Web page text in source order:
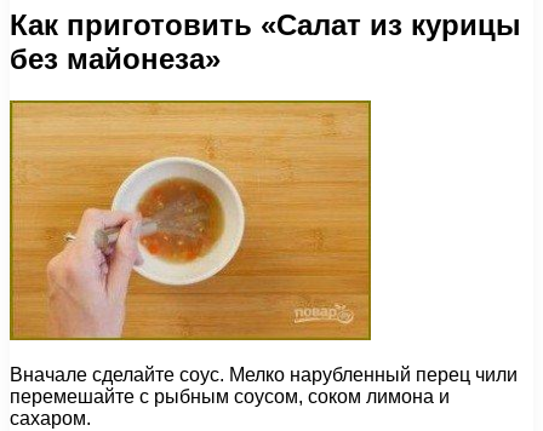
Как приготовить «Салат из курицы
без майонеза»
Вначале сделайте соус. Мелко нарубленный перец чили
перемешайте с рыбным соусом, соком лимона и
сахаром.